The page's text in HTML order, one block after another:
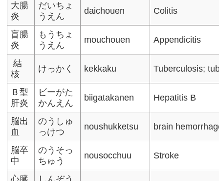
大腸
炎
だいちょ
うえん
daichouen Colitis
盲腸
炎
もうちょ
うえん
mouchouen Appendicitis
結
核
けっかく kekkaku Tuberculosis;
Ｂ型
肝炎
ビーがた
かんえん
biigatakanen Hepatitis B
脳出
血
のうしゅ
っけつ
noushukketsu brain
脳卒
中
のうそっ
ちゅう
nousocchuu Stroke